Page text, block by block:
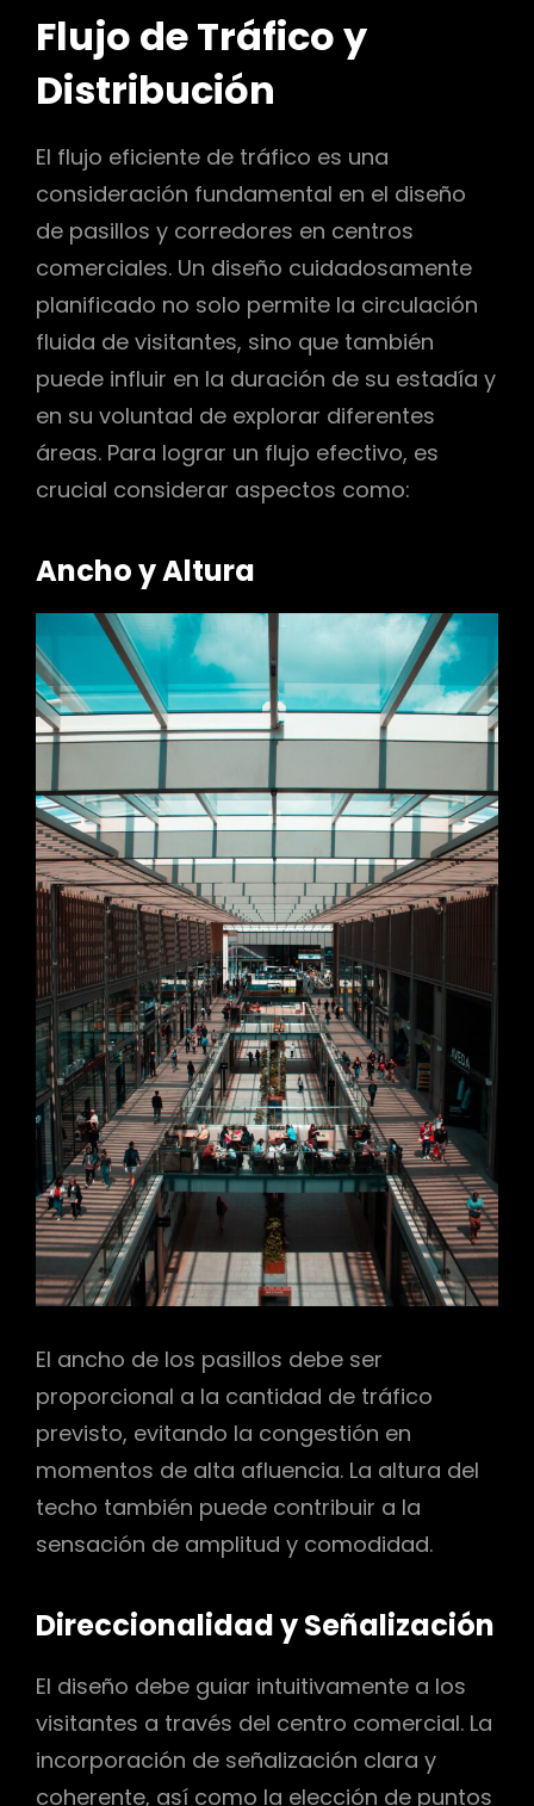
Flujo de Tráfico y
Distribución
El flujo eficiente de tráfico es una
consideración fundamental en el diseño
de pasillos y corredores en centros
comerciales. Un diseño cuidadosamente
planificado no solo permite la circulación
fluida de visitantes, sino que también
puede influir en la duración de su estadía y
en su voluntad de explorar diferentes
áreas. Para lograr un flujo efectivo, es
crucial considerar aspectos como:
Ancho y Altura
El ancho de los pasillos debe ser
proporcional a la cantidad de tráfico
previsto, evitando la congestión en
momentos de alta afluencia. La altura del
techo también puede contribuir a la
sensación de amplitud y comodidad.
Direccionalidad y Señalización
El diseño debe guiar intuitivamente a los
visitantes a través del centro comercial. La
incorporación de señalización clara y
coherente, así como la elección de puntos